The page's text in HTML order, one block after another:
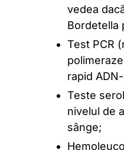
vedea
Bordetella
Test PCR
rapid
Teste
nivelul de
sânge;